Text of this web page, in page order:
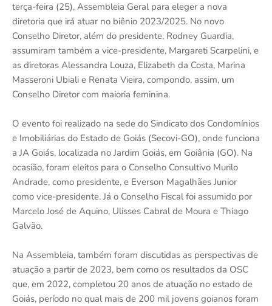
terça-feira (25), Assembleia Geral para eleger a nova
diretoria que irá atuar no biênio 2023/2025. No novo
Conselho Diretor, além do presidente, Rodney Guardia,
assumiram também a vice-presidente, Margareti Scarpelini, e
as diretoras Alessandra Louza, Elizabeth da Costa, Marina
Masseroni Ubiali e Renata Vieira, compondo, assim, um
Conselho Diretor com maioria feminina.
O evento foi realizado na sede do Sindicato dos Condomínios
e Imobiliárias do Estado de Goiás (Secovi-GO), onde funciona
a JA Goiás, localizada no Jardim Goiás, em Goiânia (GO). Na
ocasião, foram eleitos para o Conselho Consultivo Murilo
Andrade, como presidente, e Everson Magalhães Junior
como vice-presidente. Já o Conselho Fiscal foi assumido por
Marcelo José de Aquino, Ulisses Cabral de Moura e Thiago
Galvão.
Na Assembleia, também foram discutidas as perspectivas de
atuação a partir de 2023, bem como os resultados da OSC
que, em 2022, completou 20 anos de atuação no estado de
Goiás, período no qual mais de 200 mil jovens goianos foram